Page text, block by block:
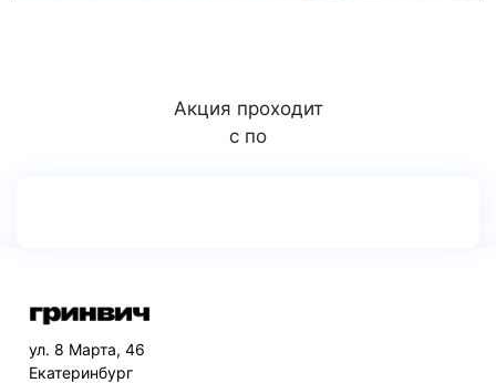
Акция проходит
с по
ул. 8 Марта, 46
Екатеринбург